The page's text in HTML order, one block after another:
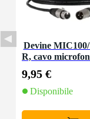
Devine
R, cavo
9,95 €
Disponibile